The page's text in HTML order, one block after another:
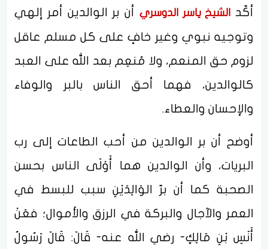
أكّد الشيخ ياسر الدوسري أن بر الوالدين أمر إلهي
وتوجيه نبوي وغير خافٍ على كل مسلم عاقل
لزوم حق المنعم، ولا مُنعِم بعد الله على العبد
كالوالدين، فهما أحق الناس بالبر والوفاء
والإحسان والعطاء.
أوضح أن بر الوالدين من أحب الطاعات إلى رب
البريات، وأن الوالدين هما أَوْلَى الناس بحسن
الصحبة كما أن برّ الوَالِدَيْنِ سبب للبسط في
العمر والآجال والبركة في الرزق والأموال؛ فعَنْ
أَنَسِ بْنِ مَالِكٍ- رضي الله عنه- قَالَ: قَالَ رَسُولُ